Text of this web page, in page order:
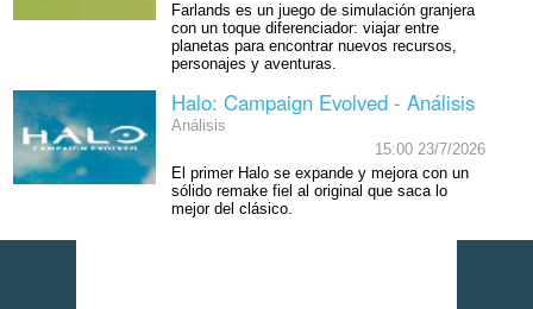
Farlands es un juego de simulación granjera
con un toque diferenciador: viajar entre
planetas para encontrar nuevos recursos,
personajes y aventuras.
Halo: Campaign Evolved - Análisis
Análisis
15:00 23/7/2026
El primer Halo se expande y mejora con un
sólido remake fiel al original que saca lo
mejor del clásico.